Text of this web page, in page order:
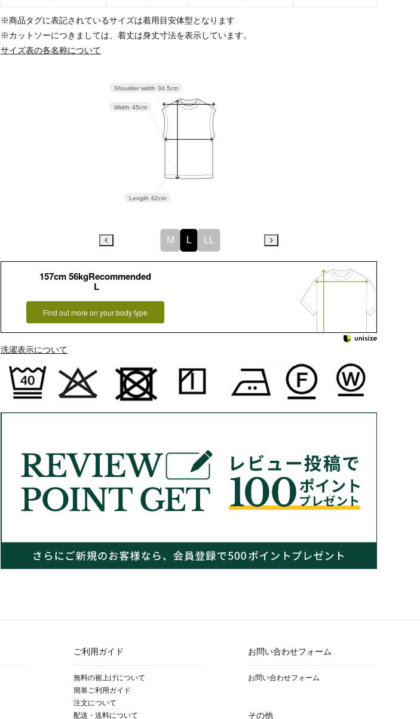
※商品タグに表記されているサイズは着用目安体型となります
※カットソーにつきましては、着丈は身丈寸法を表示しています。
サイズ表の各名称について
Length 62cm
Width 45cm
Shoulder width 34.5cm
M L
157cm 56kgRecommended
L
Find out more on your body type
洗濯表示について
ご利用ガイド
無料の裾上げについて
簡単ご利用ガイド
注文について
配送・送料について
お問い合わせフォーム
お問い合わせフォーム
その他